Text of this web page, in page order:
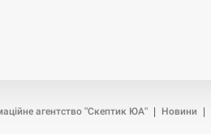
агентство "Скептик ЮА" Новини